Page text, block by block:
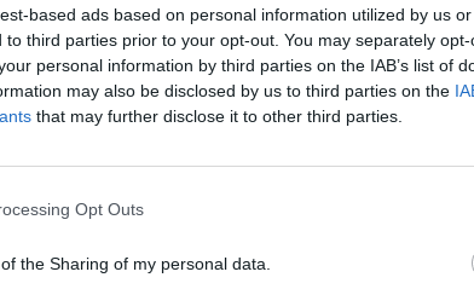
based ads based on personal information utilized by us
to third parties prior to your opt-out. You may separately
personal information by third parties on the IAB’s list of
may also be disclosed by us to third parties on the
that may further disclose it to other third parties.
Opt Outs
the Sharing of my personal data.
pripažino
vienos
sprendimo:
nežinom
(8)
Įspūdingas spurtas
rungtynių pabaigoje
leido „Hapoel“
išvengti ASVEL
antausio